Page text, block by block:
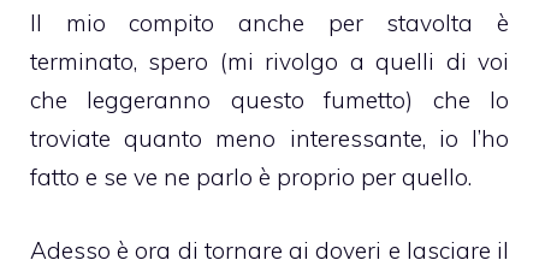
Il mio compito anche per stavolta è
terminato, spero (mi rivolgo a quelli di voi
che leggeranno questo fumetto) che lo
troviate quanto meno interessante, io l’ho
fatto e se ve ne parlo è proprio per quello.
Adesso è ora di tornare ai doveri e lasciare il